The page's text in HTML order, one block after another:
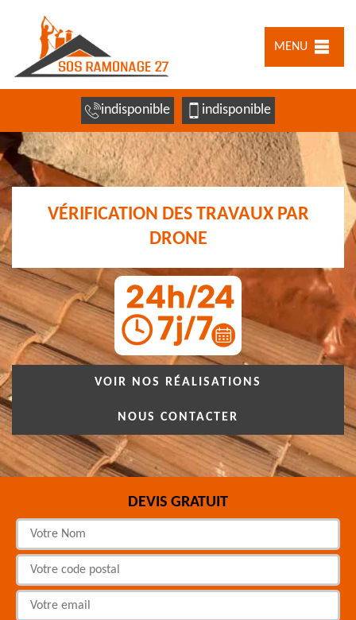
MENU
indisponible indisponible
VÉRIFICATION DES TRAVAUX PAR
DRONE
VOIR NOS RÉALISATIONS
NOUS CONTACTER
DEVIS GRATUIT